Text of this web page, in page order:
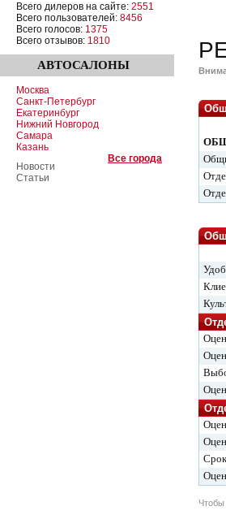
Всего дилеров на сайте: 2551
Всего пользователей: 8456
Всего голосов: 1375
Всего отзывов: 1810
АВТОСАЛОНЫ
Москва
Санкт-Петербург
Екатеринбург
Нижний Новгород
Самара
Казань
Все города
Новости
Статьи
Чтобы